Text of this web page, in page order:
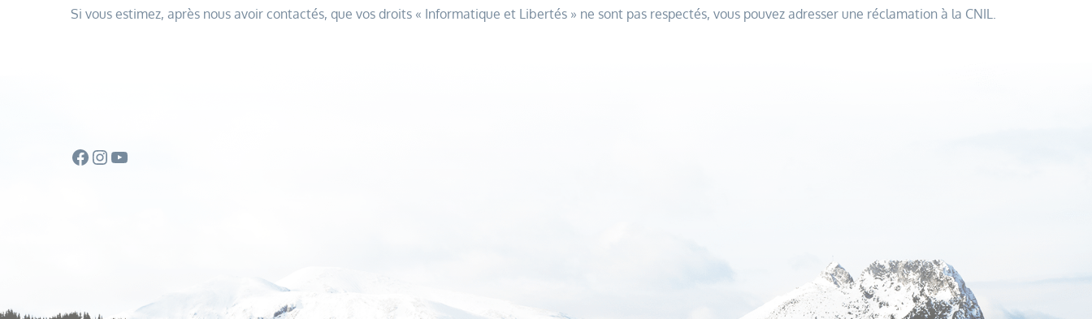
Si vous estimez, après nous avoir contactés, que vos droits « Informatique et Libertés » ne sont pas respectés, vous pouvez adresser une réclamation à la CNIL.
Facebook
Instagram
YouTube